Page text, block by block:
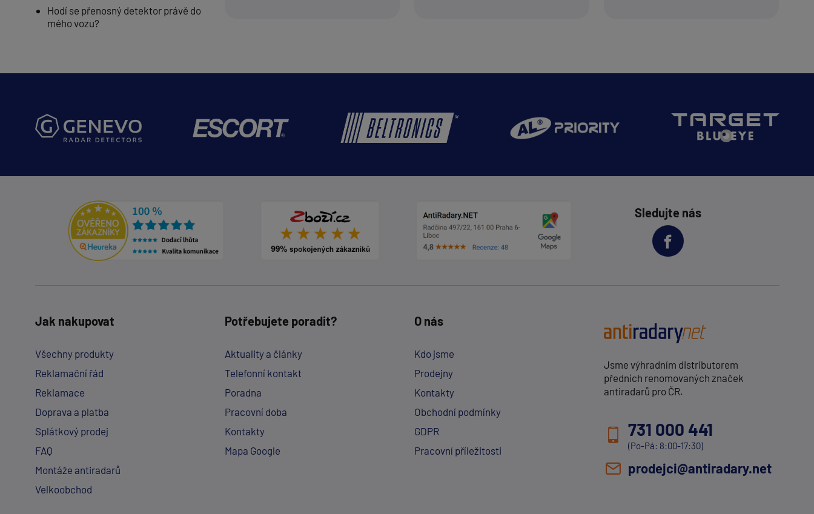
Hodí se přenosný detektor právě do
mého vozu?
Sledujte nás
Jak nakupovat
Všechny produkty
Reklamační řád
Reklamace
Doprava a platba
Splátkový prodej
FAQ
Montáže antiradarů
Velkoobchod
Potřebujete poradit?
Aktuality a články
Telefonní kontakt
Poradna
Pracovní doba
Kontakty
Mapa Google
O nás
Kdo jsme
Prodejny
Kontakty
Obchodní podmínky
GDPR
Pracovní příležitosti
Jsme výhradním distributorem
předních renomovaných značek
antiradarů pro ČR.
731 000 441
(Po-Pá: 8:00-17:30)
prodejci@antiradary.net